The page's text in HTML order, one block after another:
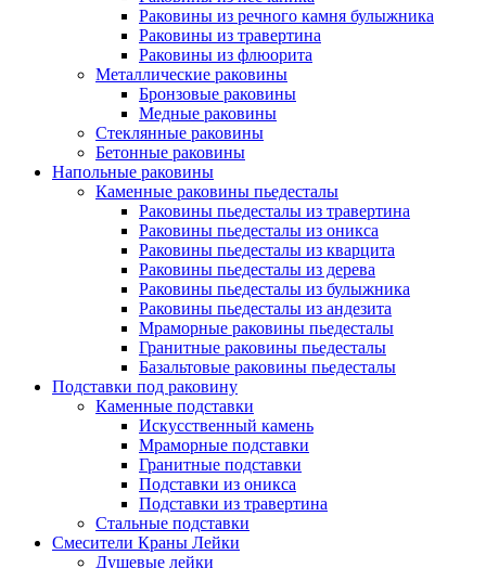
Раковины из речного камня булыжника
Раковины из травертина
Раковины из флюорита
Металлические раковины
Бронзовые раковины
Медные раковины
Стеклянные раковины
Бетонные раковины
Напольные раковины
Каменные раковины пьедесталы
Раковины пьедесталы из травертина
Раковины пьедесталы из оникса
Раковины пьедесталы из кварцита
Раковины пьедесталы из дерева
Раковины пьедесталы из булыжника
Раковины пьедесталы из андезита
Мраморные раковины пьедесталы
Гранитные раковины пьедесталы
Базальтовые раковины пьедесталы
Подставки под раковину
Каменные подставки
Искусственный камень
Мраморные подставки
Гранитные подставки
Подставки из оникса
Подставки из травертина
Стальные подставки
Смесители Краны Лейки
Душевые лейки